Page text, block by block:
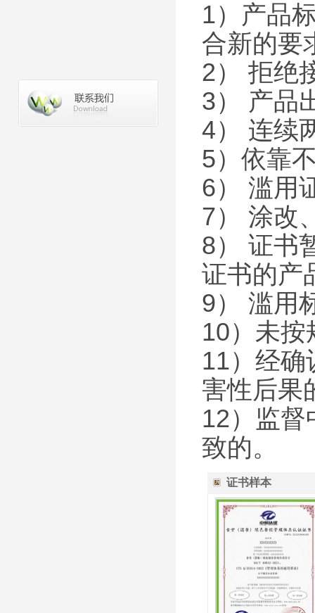
1）产品
合新的要
2） 拒绝
3） 产品
4） 连续
5）依靠
6） 滥用
7） 涂改
8） 证书
证书的产
9） 滥用
10）未按
11）经确
害性后果
12）监督
致的。
证书样本